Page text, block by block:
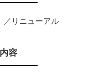
／リニューアル
容